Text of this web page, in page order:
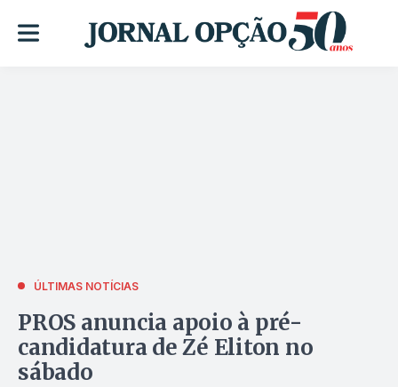
ÚLTIMAS NOTÍCIAS
PROS anuncia apoio à pré-
candidatura de Zé Eliton no
sábado